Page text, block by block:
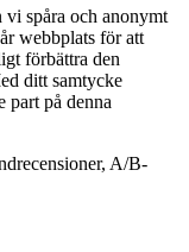
vi spåra och anonymt
webbplats för att
förbättra den
ditt samtycke
part på denna
A/B-